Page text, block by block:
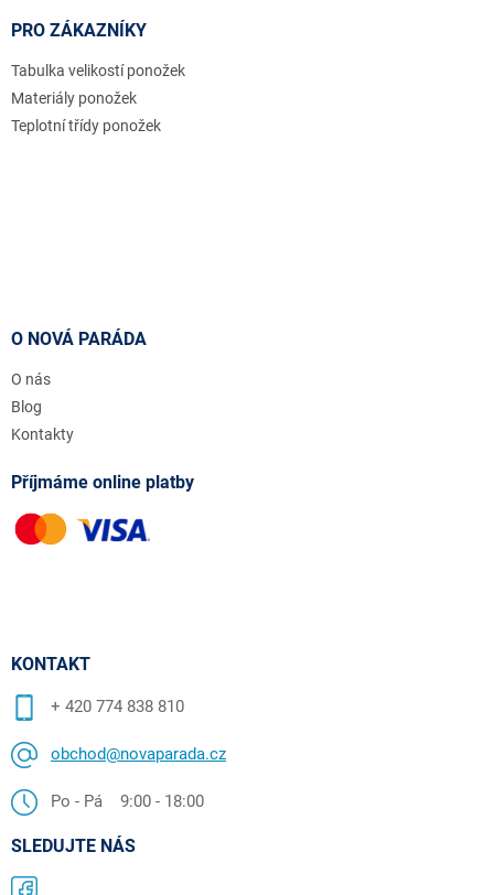
PRO ZÁKAZNÍKY
Tabulka velikostí ponožek
Materiály ponožek
Teplotní třídy ponožek
O NOVÁ PARÁDA
O nás
Blog
Kontakty
Příjmáme online platby
KONTAKT
+ 420 774 838 810
obchod@novaparada.cz
Po - Pá 9:00 - 18:00
SLEDUJTE NÁS